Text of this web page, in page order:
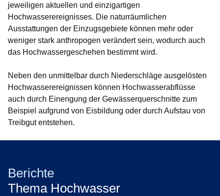
jeweiligen aktuellen und einzigartigen
Hochwasserereignisses. Die naturräumlichen
Ausstattungen der Einzugsgebiete können mehr oder
weniger stark anthropogen verändert sein, wodurch auch
das Hochwassergeschehen bestimmt wird.
Neben den unmittelbar durch Niederschläge ausgelösten
Hochwasserereignissen können Hochwasserabflüsse
auch durch Einengung der Gewässerquerschnitte zum
Beispiel aufgrund von Eisbildung oder durch Aufstau von
Treibgut entstehen.
Berichte
Thema Hochwasser